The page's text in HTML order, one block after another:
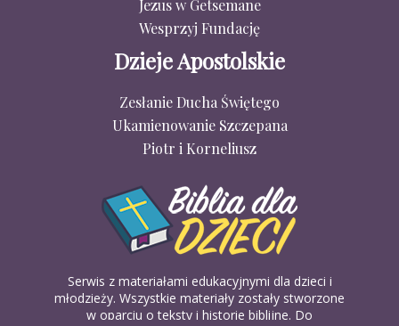
Jezus w Getsemane
Wesprzyj Fundację
Dzieje Apostolskie
Zesłanie Ducha Świętego
Ukamienowanie Szczepana
Piotr i Korneliusz
Serwis z materiałami edukacyjnymi dla dzieci i
młodzieży. Wszystkie materiały zostały stworzone
w oparciu o teksty i historie biblijne. Do